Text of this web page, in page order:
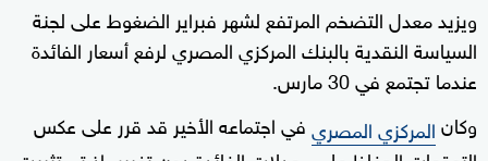
ويزيد معدل التضخم المرتفع لشهر فبراير الضغوط على لجنة
السياسة النقدية بالبنك المركزي المصري لرفع أسعار الفائدة
عندما تجتمع في 30 مارس.
وكانالمركزي المصريفي اجتماعه الأخير قد قرر على عكس